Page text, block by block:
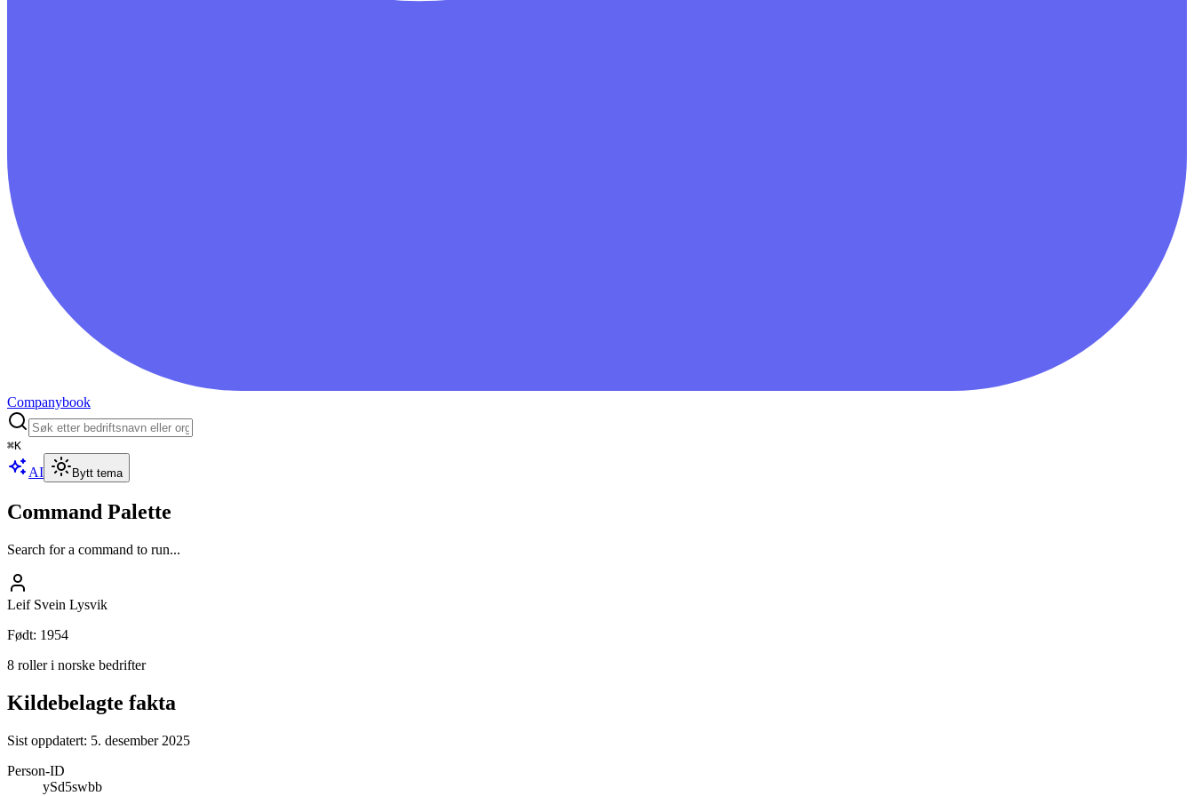
Companybook
⌘K
AI Bytt tema
Command Palette
Search for a command to run...
Leif Svein Lysvik
Født: 1954
8 roller i norske bedrifter
Kildebelagte fakta
Sist oppdatert: 5. desember 2025
Person-ID
ySd5swbb